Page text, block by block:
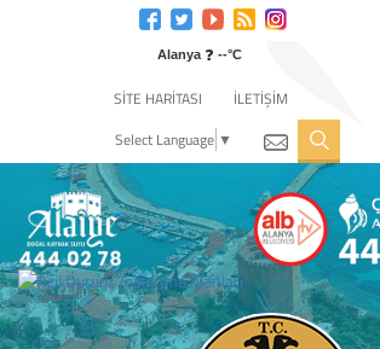
Alanya ❓ --°C
SİTE HARİTASI
İLETİŞİM
Select Language ▼